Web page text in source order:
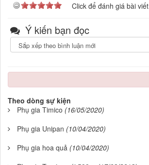
Click để đánh giá bài viết
Ý kiến bạn đọc
Theo dòng sự kiện
Phụ gia Timico (16/05/2020)
Phụ gia Unipan (10/04/2020)
Phụ gia hoa quả (10/04/2020)